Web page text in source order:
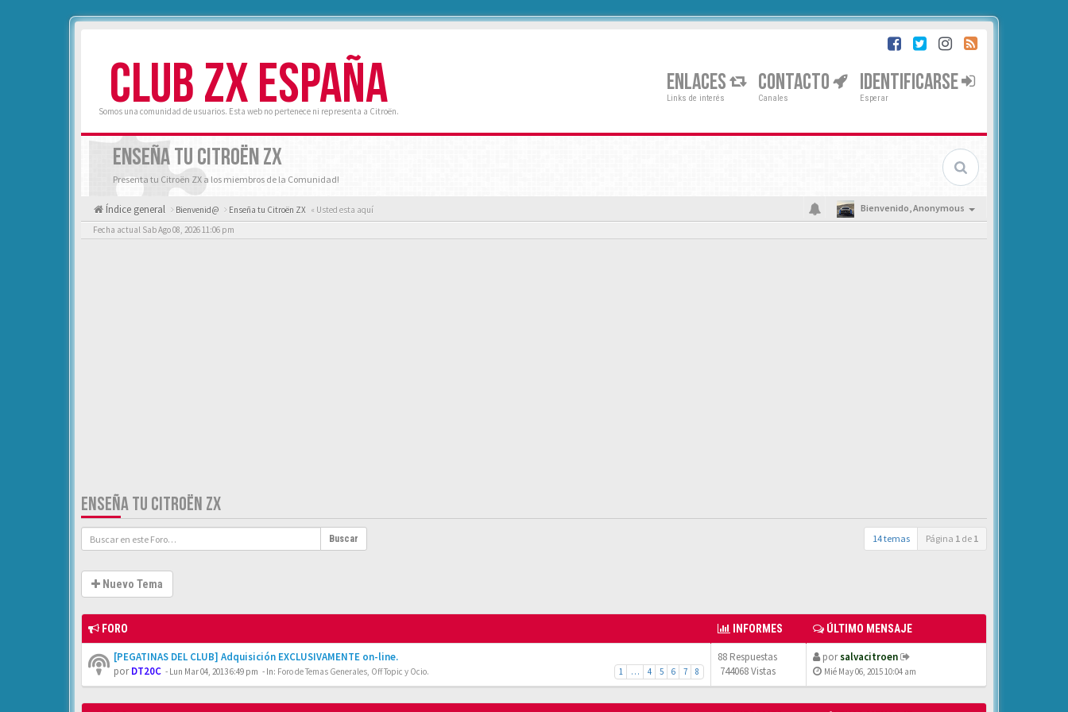
CLUB ZX ESPAÑA
Somos una comunidad de usuarios. Esta web no pertenece ni representa a Citroën.
ENLACES
Links de interés
CONTACTO
Canales
IDENTIFICARSE
Esperar
ENSEÑA TU CITROËN ZX
Presenta tu Citroën ZX a los miembros de la Comunidad!
Índice general Bienvenid@ Enseña tu Citroën ZX « Usted esta aquí Bienvenido,Anonymous
Fecha actual Sab Ago 08, 2026 11:06 pm
ENSEÑA TU CITROËN ZX
Buscar 14 temas Página 1 de 1
Nuevo Tema
FORO INFORMES ÚLTIMO MENSAJE
[PEGATINAS DEL CLUB] Adquisición EXCLUSIVAMENTE on-line.
1 … 4 5 6 7 8
porDT20C - Lun Mar 04, 2013 6:49 pm - In: Foro de Temas Generales, Off Topic y Ocio.
88 Respuestas
744068 Vistas
porsalvacitroen
Mié May 06, 2015 10:04 am